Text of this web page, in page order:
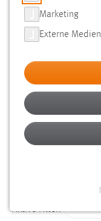
FILTER
Typ
Erstellungsdatum
Alter
Aktive Filter:
Marketing
Externe Medien